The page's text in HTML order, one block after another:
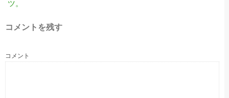
ツ。
コメントを残す
コメント